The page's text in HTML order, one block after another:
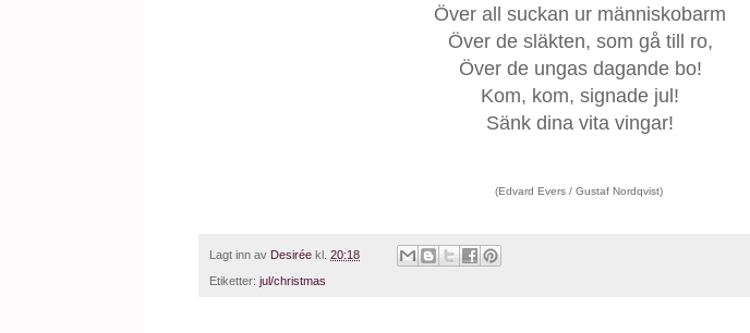
Över all suckan ur människobarm
Över de släkten, som gå till ro,
Över de ungas dagande bo!
Kom, kom, signade jul!
Sänk dina vita vingar!
(Edvard Evers / Gustaf Nordqvist)
Lagt inn av Desirée kl. 20:18
Etiketter: jul/christmas